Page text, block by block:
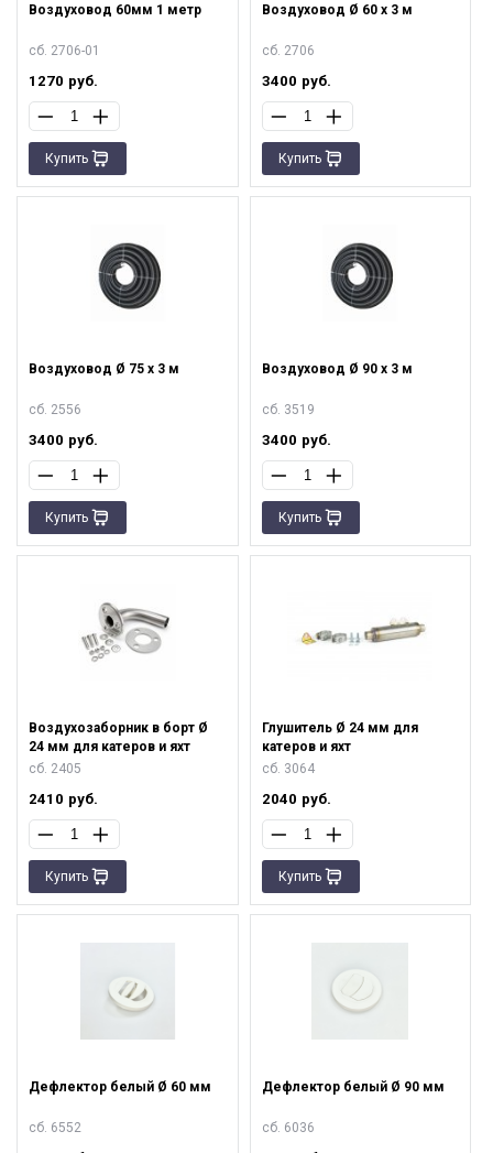
Воздуховод 60мм 1 метр
сб. 2706-01
1270 руб.
Купить
Воздуховод Ø 60 х 3 м
сб. 2706
3400 руб.
Купить
Воздуховод Ø 75 х 3 м
сб. 2556
3400 руб.
Купить
Воздуховод Ø 90 х 3 м
сб. 3519
3400 руб.
Купить
Воздухозаборник в борт Ø
24 мм для катеров и яхт
сб. 2405
2410 руб.
Купить
Глушитель Ø 24 мм для
катеров и яхт
сб. 3064
2040 руб.
Купить
Дефлектор белый Ø 60 мм
сб. 6552
Дефлектор белый Ø 90 мм
сб. 6036